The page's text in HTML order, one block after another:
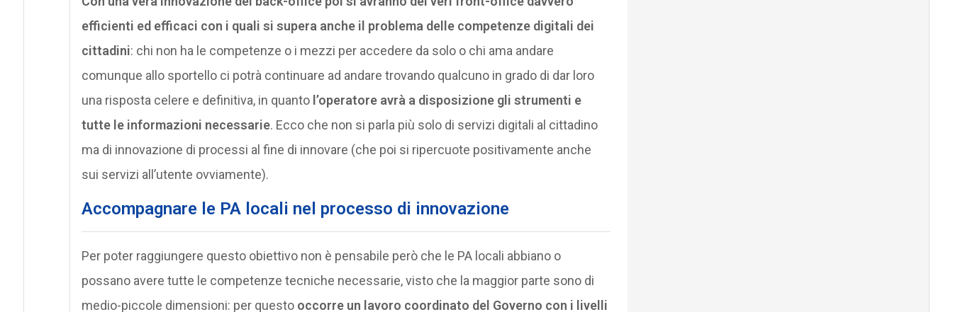
efficienti ed efficaci con i quali si supera anche il problema delle competenze digitali dei
cittadini: chi non ha le competenze o i mezzi per accedere da solo o chi ama andare
comunque allo sportello ci potrà continuare ad andare trovando qualcuno in grado di dar loro
una risposta celere e definitiva, in quanto l’operatore avrà a disposizione gli strumenti e
tutte le informazioni necessarie. Ecco che non si parla più solo di servizi digitali al cittadino
ma di innovazione di processi al fine di innovare (che poi si ripercuote positivamente anche
sui servizi all’utente ovviamente).
Accompagnare le PA locali nel processo di innovazione
Per poter raggiungere questo obiettivo non è pensabile però che le PA locali abbiano o
possano avere tutte le competenze tecniche necessarie, visto che la maggior parte sono di
medio-piccole dimensioni: per questooccorre un lavoro coordinato del Governo con i livelli